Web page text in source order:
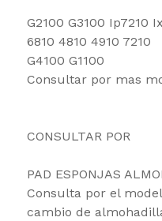
G2100 G3100 Ip7210
6810 4810 4910 7210
G4100 G1100
Consultar por mas
CONSULTAR POR
PAD ESPONJAS
Consulta por el
cambio de